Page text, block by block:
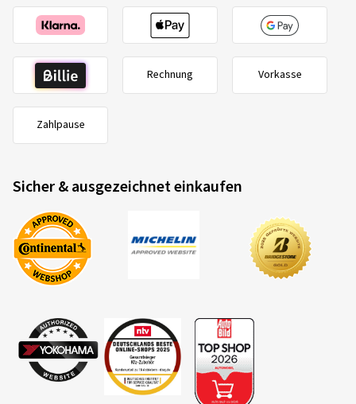
Rechnung Vorkasse
Zahlpause
Sicher & ausgezeichnet einkaufen